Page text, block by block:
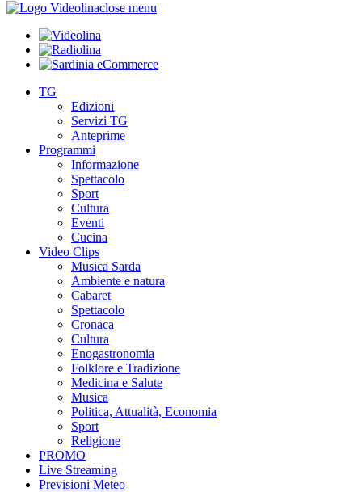
close menu
TG
Edizioni
Servizi TG
Anteprime
Programmi
Informazione
Spettacolo
Sport
Cultura
Eventi
Cucina
Video Clips
Musica Sarda
Ambiente e natura
Cabaret
Spettacolo
Cronaca
Cultura
Enogastronomia
Folklore e Tradizione
Medicina e Salute
Musica
Politica, Attualità, Economia
Sport
Religione
PROMO
Live Streaming
Previsioni Meteo